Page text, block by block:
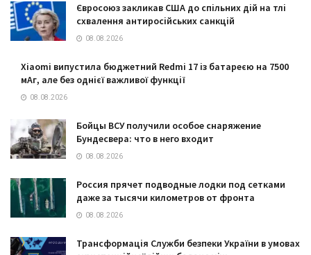
Євросоюз закликав США до спільних дій на тлі
схвалення антиросійських санкцій
08.08.2026
Xiaomi випустила бюджетний Redmi 17 із батареєю на 7500
мАг, але без однієї важливої функції
08.08.2026
Бойцы ВСУ получили особое снаряжение
Бундесвера: что в него входит
08.08.2026
Россия прячет подводные лодки под сетками
даже за тысячи километров от фронта
08.08.2026
Трансформація Служби безпеки України в умовах